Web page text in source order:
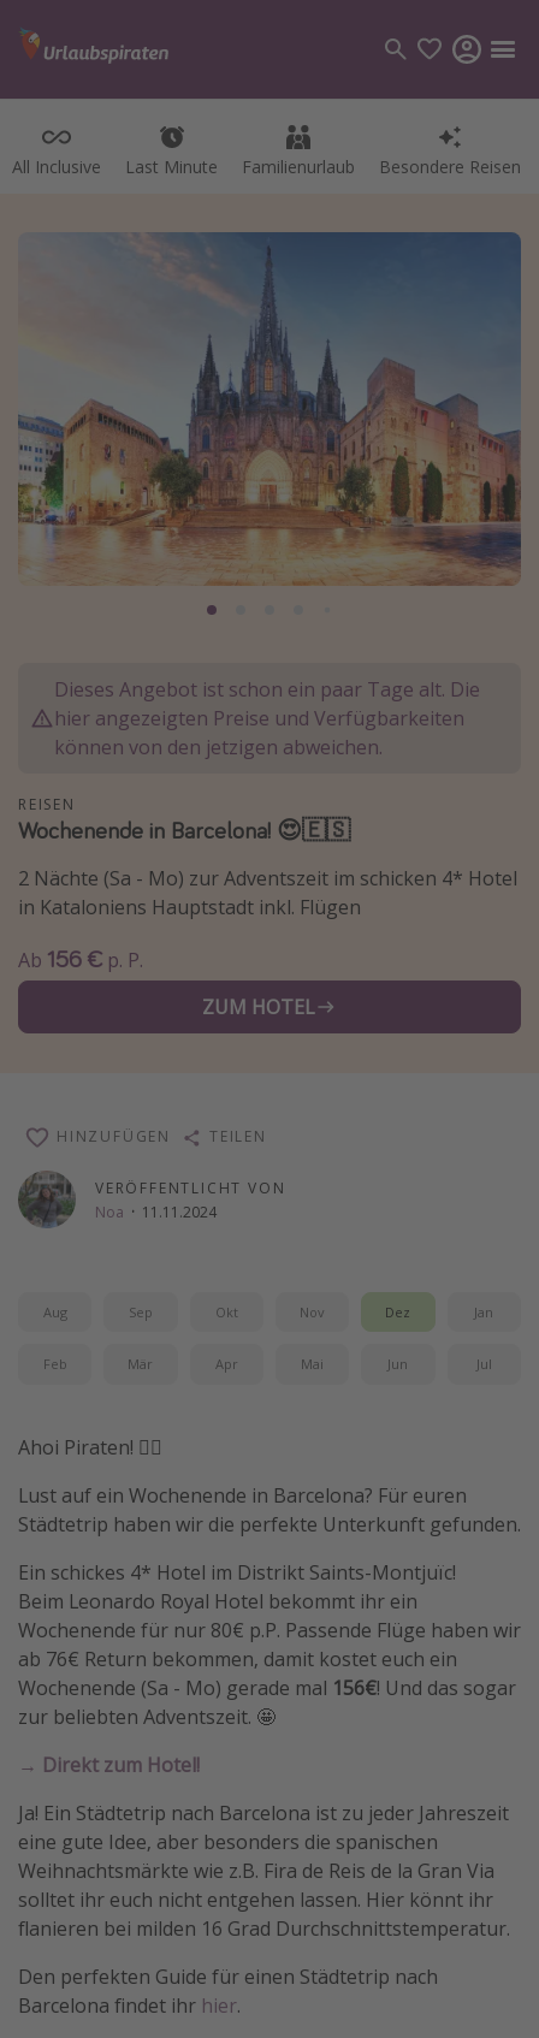
All Inclusive Last Minute Familienurlaub Besondere Reisen
Kategorien
Reiseziele
Alle Reiseziele
Bodensee Urlaub
Gozo Urlaub
Normandie Urlaub
Kefalonia Urlaub
Krabi Urlaub
Tulum Urlaub
Sri Lanka Rundreise
Japan Rundreise
Reisethemen
Alle Reisethemen
Wellnessurlaub
Disneyland Paris
Singlereisen
Strandurlaub
Gruppenreisen
Hotels in Amsterdam
Reise Journal
Familienurlaub in der Türkei
Rundreisen in Thailand
Bahnreisen in der Schweiz
Reisepassfreie Reiseziele
Travel Know How
Silvesterreisen
Last Minute Urlaub Mallorca
Last Minute Urlaub Deutschland
Dieses Angebot ist schon ein paar Tage alt. Die
hier angezeigten Preise und Verfügbarkeiten
können von den jetzigen abweichen.
REISEN
Wochenende in Barcelona! 😍🇪🇸
2 Nächte (Sa - Mo) zur Adventszeit im schicken 4* Hotel
in Kataloniens Hauptstadt inkl. Flügen
Ab 156 € p. P.
ZUM HOTEL
VERÖFFENTLICHT VON
Noa · 11.11.2024
HINZUFÜGEN TEILEN
Aug Sep Okt Nov Dez Jan
Feb Mär Apr Mai Jun Jul
Ahoi Piraten! 🏴‍☠️
Lust auf ein Wochenende in Barcelona? Für euren
Städtetrip haben wir die perfekte Unterkunft gefunden.
Ein schickes 4* Hotel im Distrikt Saints-Montjuïc!
Beim Leonardo Royal Hotel bekommt ihr ein
Wochenende für nur 80€ p.P. Passende Flüge haben wir
ab 76€ Return bekommen, damit kostet euch ein
Wochenende (Sa - Mo) gerade mal 156€! Und das sogar
zur beliebten Adventszeit. 🤩
→ Direkt zum Hotel!
Ja! Ein Städtetrip nach Barcelona ist zu jeder Jahreszeit
eine gute Idee, aber besonders die spanischen
Weihnachtsmärkte wie z.B. Fira de Reis de la Gran Via
solltet ihr euch nicht entgehen lassen. Hier könnt ihr
flanieren bei milden 16 Grad Durchschnittstemperatur.
Den perfekten Guide für einen Städtetrip nach
Barcelona findet ihr hier.